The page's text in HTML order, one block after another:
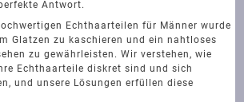
Antwort.
Echthaarteilen für Männer wurde
Glatzen zu kaschieren und ein nahtloses
zu gewährleisten. Wir verstehen, wie
Echthaarteile diskret sind und sich
und unsere Lösungen erfüllen diese